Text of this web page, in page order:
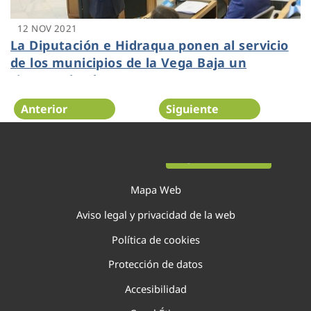
12 NOV 2021
La Diputación e Hidraqua ponen al servicio
de los municipios de la Vega Baja un
sistema de alerta temprana ante
inundaciones
Anterior Siguiente
Mapa Web
Aviso legal y privacidad de la web
Política de cookies
Protección de datos
Accesibilidad